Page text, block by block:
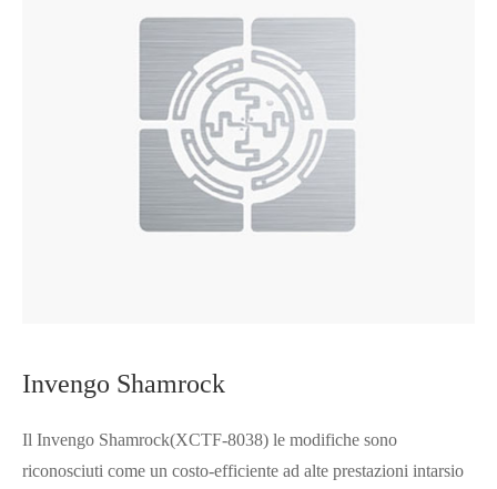
Invengo Shamrock
Il Invengo Shamrock(XCTF-8038) le modifiche sono
riconosciuti come un costo-efficiente ad alte prestazioni intarsio